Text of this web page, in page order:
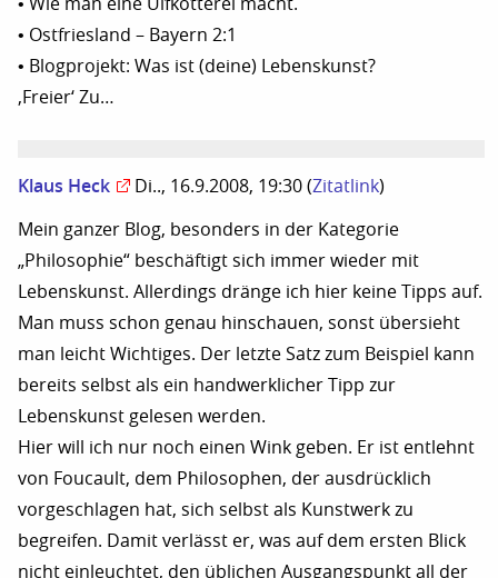
• Ostfriesland – Bayern 2:1
• Blogprojekt: Was ist (deine) Lebenskunst?
‚Freier‘ Zu…
Klaus Heck Di.., 16.9.2008, 19:30 (Zitatlink)
Mein ganzer Blog, besonders in der Kategorie
„Philosophie“ beschäftigt sich immer wieder mit
Lebenskunst. Allerdings dränge ich hier keine Tipps auf.
Man muss schon genau hinschauen, sonst übersieht
man leicht Wichtiges. Der letzte Satz zum Beispiel kann
bereits selbst als ein handwerklicher Tipp zur
Lebenskunst gelesen werden.
Hier will ich nur noch einen Wink geben. Er ist entlehnt
von Foucault, dem Philosophen, der ausdrücklich
vorgeschlagen hat, sich selbst als Kunstwerk zu
begreifen. Damit verlässt er, was auf dem ersten Blick
nicht einleuchtet, den üblichen Ausgangspunkt all der